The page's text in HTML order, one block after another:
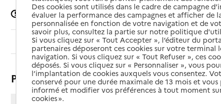
Signaler une erreur
Sommaire
Présentation
Des cookies sont utilisés dans le cadre de campagne
évaluer la performance des campagnes et afficher de
personnalisée en fonction de votre navigation et de
savoir plus, consultez la partie sur notre politique
Si vous cliquez sur « Tout Accepter », l’éditeur du
partenaires déposeront ces cookies sur votre terminal
navigation. Si vous cliquez sur « Tout Refuser », ces
déposés. Si vous cliquez sur « Personnaliser », vous
l’implantation de cookies auxquels vous consentez.
conservé pour une durée maximale de 13 mois et
informé et modifier vos préférences à tout moment
cookies ».